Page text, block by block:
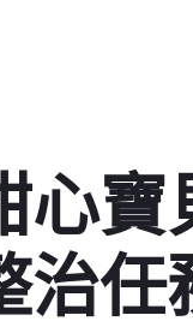
心寶
治